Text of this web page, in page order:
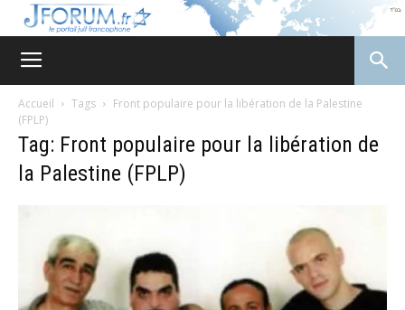
Accueil Tags
Front populaire pour la libération de la Palestine
(FPLP)
Tag: Front populaire pour la libération de
la Palestine (FPLP)